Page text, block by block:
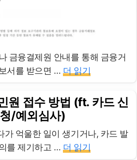
금융결제원 안내를 통해 금융거
서를 받으면 … 더 읽기
원 접수 방법 (ft. 카드 신
/예외심사)
가 억울한 일이 생기거나, 카드 발
를 제기하고 … 더 읽기